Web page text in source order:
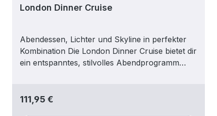
London Dinner Cruise
Abendessen, Lichter und Skyline in perfekter
Kombination Die London Dinner Cruise bietet dir
ein entspanntes, stilvolles Abendprogramm
Londons berühmteste Sehenswürdigkeiten im
Regulärer Preis:
111,95 €